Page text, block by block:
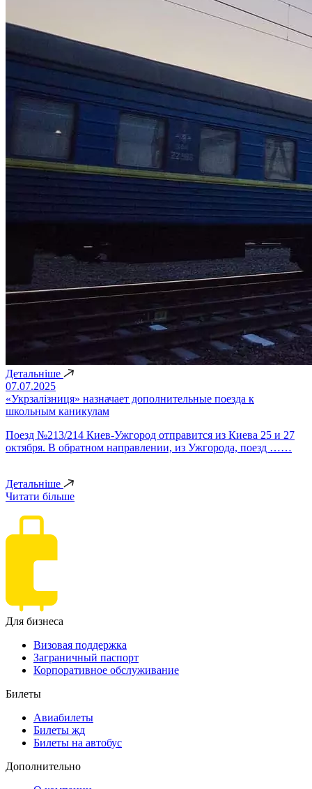
Детальніше
07.07.2025
«Укрзалізниця» назначает дополнительные поезда к
школьным каникулам
Поезд №213/214 Киев-Ужгород отправится из Киева 25 и 27
октября. В обратном направлении, из Ужгорода, поезд ……
Детальніше
Читати більше
Для бизнеса
Визовая поддержка
Заграничный паспорт
Корпоративное обслуживание
Билеты
Авиабилеты
Билеты жд
Билеты на автобус
Дополнительно